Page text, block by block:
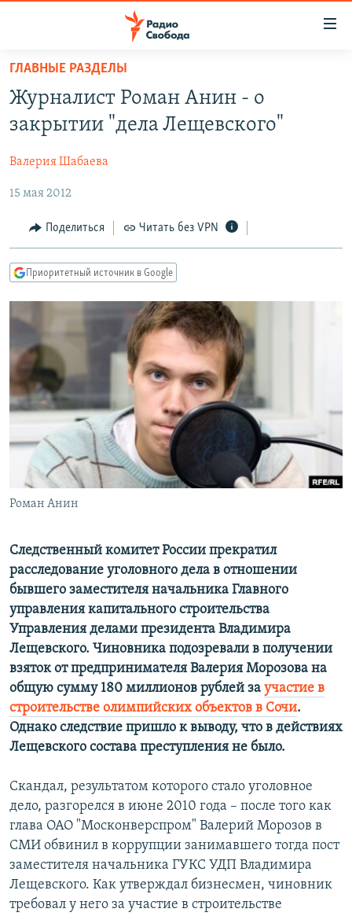
упрощенного
доступа
основному
Вернутся
главной
навигации
Вернутся
ПОДКАСТЫ
АВТОРСКИЕ ПРОЕКТЫ
ЦИТАТЫ СВОБОДЫ
МНЕНИЯ
КУЛЬТУРА
IDEL.РЕАЛИИ
КАВКАЗ.РЕАЛИИ
РАСПИСАНИЕ ВЕЩАНИЯ
ПОДПИШИТЕСЬ НА РАССЫЛКУ
СОЦИАЛЬНЫЕ СЕТИ
Все сайты РСЕ/РС
ГЛАВНЫЕ РАЗДЕЛЫ
Журналист Роман Анин - о
закрытии "дела Лещевского"
Валерия Шабаева
15 мая 2012
Поделиться Читать без VPN
Приоритетный источник в Google
Роман Анин
Cледственный комитет России прекратил
расследование уголовного дела в отношении
бывшего заместителя начальника Главного
управления капитального строительства
Управления делами президента Владимира
Лещевского. Чиновника подозревали в получении
взяток от предпринимателя Валерия Морозова на
общую сумму 180 миллионов рублей за участие в
строительстве олимпийских объектов в Сочи.
Однако следствие пришло к выводу, что в действиях
Лещевского состава преступления не было.
Скандал, результатом которого стало уголовное
дело, разгорелся в июне 2010 года – после того как
глава ОАО "Москонверспром" Валерий Морозов в
СМИ обвинил в коррупции занимавшего тогда пост
заместителя начальника ГУКС УДП Владимира
Лещевского. Как утверждал бизнесмен, чиновник
требовал у него за участие в строительстве